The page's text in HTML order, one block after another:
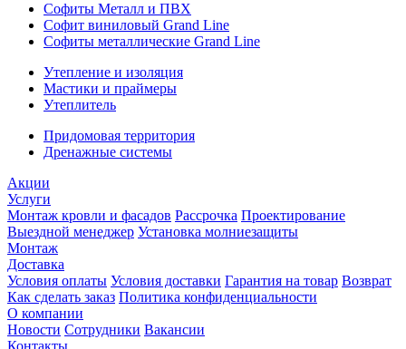
Софиты Металл и ПВХ
Софит виниловый Grand Line
Софиты металлические Grand Line
Утепление и изоляция
Мастики и праймеры
Утеплитель
Придомовая территория
Дренажные системы
Акции
Услуги
Монтаж кровли и фасадов Рассрочка Проектирование
Выездной менеджер Установка молниезащиты
Монтаж
Доставка
Условия оплаты Условия доставки Гарантия на товар Возврат
Как сделать заказ Политика конфиденциальности
О компании
Новости Сотрудники Вакансии
Контакты